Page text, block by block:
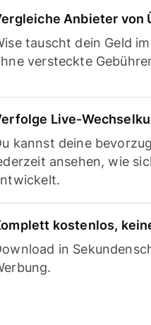
Anbieter von
tauscht dein Geld
versteckte
Live-
kannst deine
ansehen, wie
kostenlos,
in